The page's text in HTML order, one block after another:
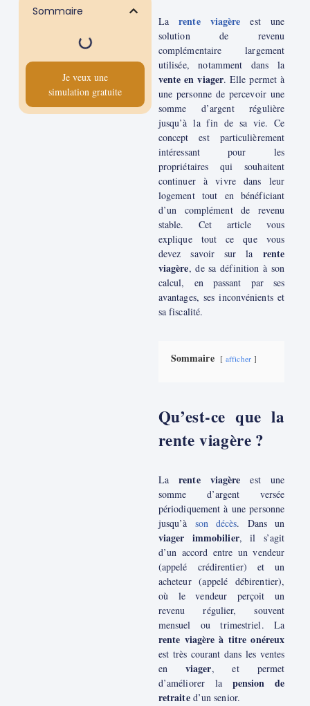
Sommaire
Je veux une
simulation gratuite
Larente viagère est une
solution de revenu
complémentaire largement
utilisée, notamment dans la
vente en viager. Elle permet à
une personne de percevoir une
somme d’argent régulière
jusqu’à la fin de sa vie. Ce
concept est particulièrement
intéressant pour les
propriétaires qui souhaitent
continuer à vivre dans leur
logement tout en bénéficiant
d’un complément de revenu
stable. Cet article vous
explique tout ce que vous
devez savoir sur la rente
viagère, de sa définition à son
calcul, en passant par ses
avantages, ses inconvénients et
sa fiscalité.
Sommaire afficher
Qu’est-ce que la
rente viagère ?
Larente viagère est une
somme d’argent versée
périodiquement à une personne
jusqu’à son décès. Dans un
viager immobilier, il s’agit
d’un accord entre un vendeur
(appelé crédirentier) et un
acheteur (appelé débirentier),
où le vendeur perçoit un
revenu régulier, souvent
mensuel ou trimestriel. La
rente viagère à titre onéreux
est très courant dans les ventes
en viager, et permet
d’améliorer la pension de
retraited’un senior.